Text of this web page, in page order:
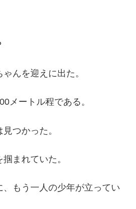
んを迎えに出た。
メートル程である。
つかった。
まれていた。
、もう一人の少年が立ってい